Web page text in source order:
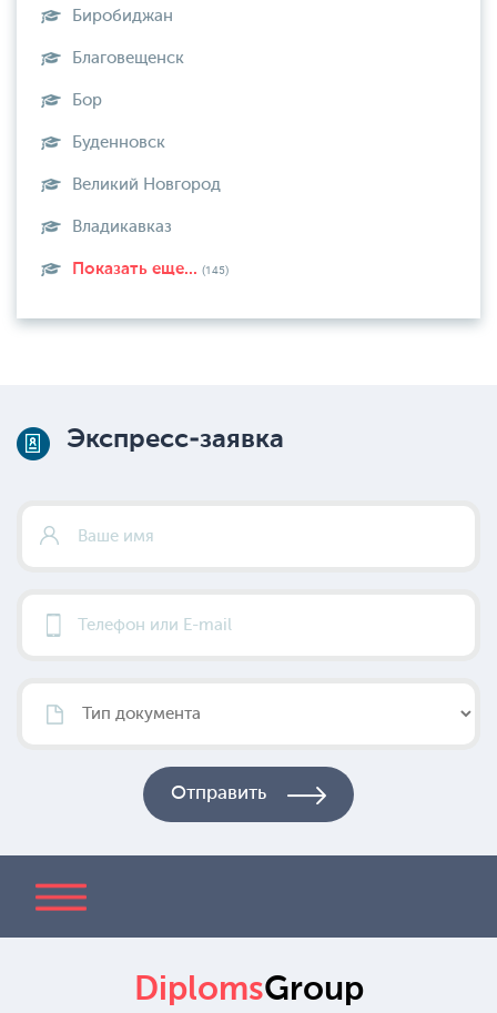
Биробиджан
Благовещенск
Бор
Буденновск
Великий Новгород
Владикавказ
Показать еще... (145)
Экспресс-заявка
DiplomsGroup